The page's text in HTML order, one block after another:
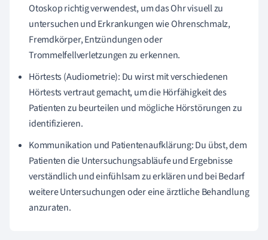
Otoskop richtig verwendest, um das Ohr visuell zu
untersuchen und Erkrankungen wie Ohrenschmalz,
Fremdkörper, Entzündungen oder
Trommelfellverletzungen zu erkennen.
Hörtests (Audiometrie): Du wirst mit verschiedenen
Hörtests vertraut gemacht, um die Hörfähigkeit des
Patienten zu beurteilen und mögliche Hörstörungen zu
identifizieren.
Kommunikation und Patientenaufklärung: Du übst, dem
Patienten die Untersuchungsabläufe und Ergebnisse
verständlich und einfühlsam zu erklären und bei Bedarf
weitere Untersuchungen oder eine ärztliche Behandlung
anzuraten.